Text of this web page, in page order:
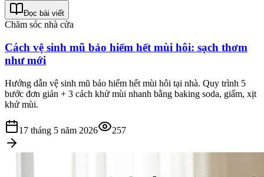
Đọc bài viết
Chăm sóc nhà cửa
Cách vệ sinh mũ bảo hiểm hết mùi hôi: sạch thơm
như mới
Hướng dẫn vệ sinh mũ bảo hiểm hết mùi hôi tại nhà. Quy trình 5
bước đơn giản + 3 cách khử mùi nhanh bằng baking soda, giấm, xịt
khử mùi.
17 tháng 5 năm 2026 257